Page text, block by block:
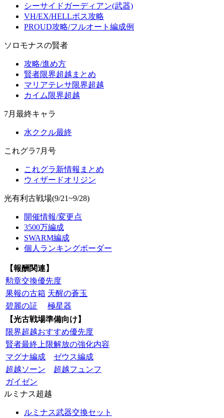
シーサイドガーディアン(武器)
VH/EX/HELLボス攻略
PROUD攻略/フルオート編成例
ソロモナスの賢者
攻略/進め方
賢者限界超越まとめ
マリアテレサ限界超越
カイム限界超越
7月最終キャラ
水ククル最終
これグラ7月号
これグラ新情報まとめ
ウィザードオリジン
光有利古戦場(9/21~9/28)
開催情報/変更点
3500万編成
SWARM編成
個人ランキングボーダー
【報酬関連】
勲章交換優先度
果報の古箱 天醒の蒼玉
碧麗の証
極星器
【光古戦場準備向け】
限界超越おすすめ優先度
賢者最終上限解放の強化内容
マグナ編成
ゼウス編成
超越ソーン
超越フュンフ
ガイゼン
ルミナス超越
ルミナス武器交換セット